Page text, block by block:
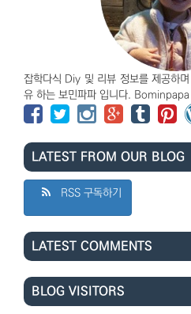
잡학다식 Diy 및 리뷰 정보를 제공하
유 하는 보민파파 입니다. Bominpapa
LATEST FROM OUR BLOG
RSS 구독하기
LATEST COMMENTS
BLOG VISITORS